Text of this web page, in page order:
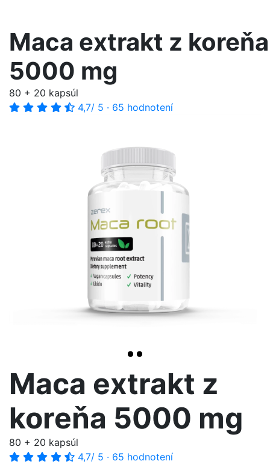
Maca extrakt z koreňa
5000 mg
80 + 20 kapsúl
4,7/ 5 · 65 hodnotení
Maca extrakt z
koreňa 5000 mg
80 + 20 kapsúl
4,7/ 5 · 65 hodnotení